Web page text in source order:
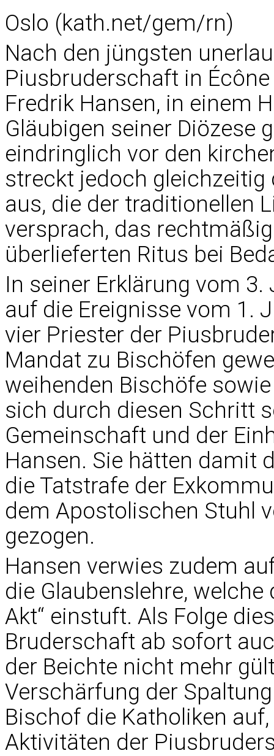
Oslo (kath.net/gem/rn)
Nach den jüngsten
Piusbruderschaft in
Fredrik Hansen, in einem
Gläubigen seiner Diözese
eindringlich vor den
streckt jedoch gleichzeitig
aus, die der traditionellen
versprach, das
überlieferten Ritus bei
In seiner Erklärung vom
auf die Ereignisse vom 1.
vier Priester der
Mandat zu Bischöfen
weihenden Bischöfe
sich durch diesen Schritt
Gemeinschaft und der
Hansen. Sie hätten damit
die Tatstrafe der
dem Apostolischen Stuhl
gezogen.
Hansen verwies zudem
die Glaubenslehre,
Akt“ einstuft. Als Folge
Bruderschaft ab sofort
der Beichte nicht mehr
Verschärfung der
Bischof die Katholiken
Aktivitäten der